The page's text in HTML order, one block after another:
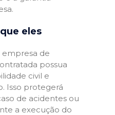
eles
empresa de
possua
civil e
Isso protegerá
de acidentes ou
a execução do